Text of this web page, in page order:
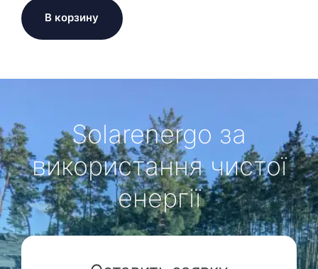
В корзину
Solarenergo за
використання чистої
енергії